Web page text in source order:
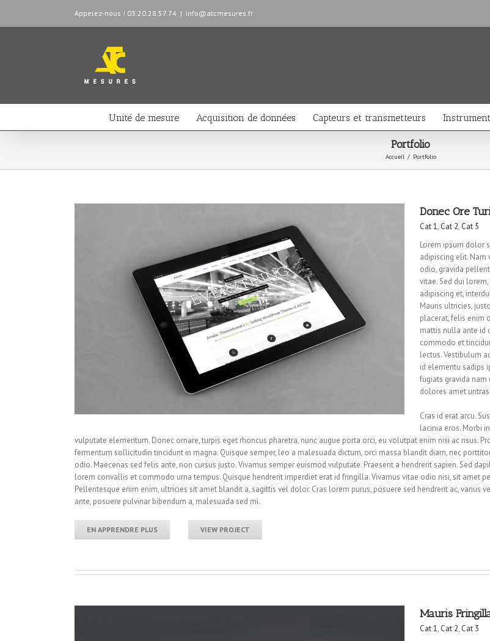
Appelez-nous ! 03.20.28.57.74 | info@atcmesures.fr
Unité de mesure Acquisition de données Capteurs et transmetteurs
Portfolio
Accueil / Portfolio
Donec Ore
Cat 1, Cat 2, Cat 5
Lorem ipsum dolor
adipiscing elit. Nam
odio, gravida
vitae. Sed dui
adipiscing et,
Mauris ultricies,
placerat, felis enim
mattis nulla ante id
commodo et
lectus. Vestibulum
id elementu sadips
fugiats gravida
dolores amet
Cras id erat arcu.
lacinia eros. Morbi
vulputate elementum. Donec ornare, turpis eget rhoncus pharetra, nunc augue porta orci, eu volutpat enim nisi ac risus.
fermentum sollicitudin tincidunt in magna. Quisque semper, leo a malesuada dictum, orci massa blandit diam, nec
odio. Maecenas sed felis ante, non cursus justo. Vivamus semper euismod vulputate. Praesent a hendrerit sapien. Sed
lorem convallis et commodo urna tempus. Quisque hendrerit imperdiet erat id fringilla. Vivamus vitae odio nisi, sit amet
Pellentesque enim enim, ultricies sit amet blandit a, sagittis vel dolor. Cras lorem purus, posuere sed hendrerit ac, varius
ante, posuere pulvinar bibendum a, malesuada sed mi.
EN APPRENDRE PLUS VIEW PROJECT
Mauris
Cat 1, Cat 2, Cat 3